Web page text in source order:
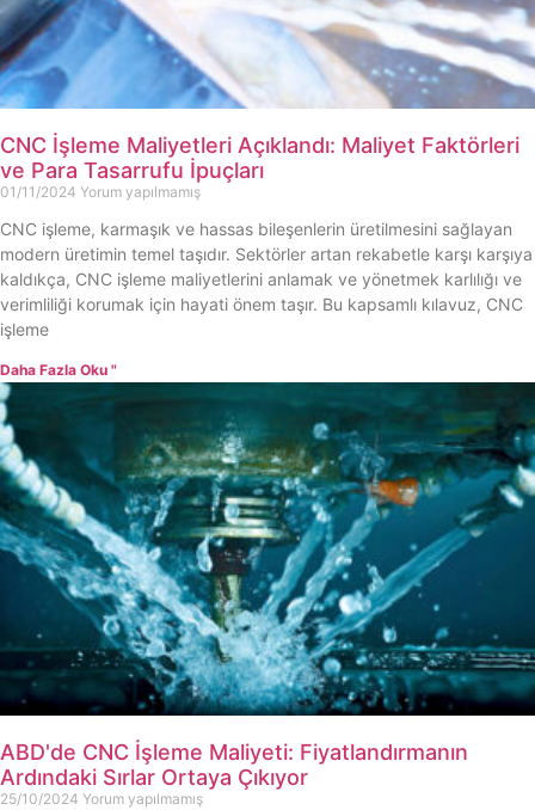
CNC İşleme Maliyetleri Açıklandı: Maliyet Faktörleri
ve Para Tasarrufu İpuçları
01/11/2024 Yorum yapılmamış
CNC işleme, karmaşık ve hassas bileşenlerin üretilmesini sağlayan
modern üretimin temel taşıdır. Sektörler artan rekabetle karşı karşıya
kaldıkça, CNC işleme maliyetlerini anlamak ve yönetmek karlılığı ve
verimliliği korumak için hayati önem taşır. Bu kapsamlı kılavuz, CNC
işleme
Daha Fazla Oku "
ABD'de CNC İşleme Maliyeti: Fiyatlandırmanın
Ardındaki Sırlar Ortaya Çıkıyor
25/10/2024 Yorum yapılmamış